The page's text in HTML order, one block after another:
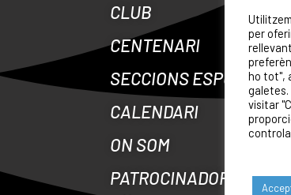
CLUB
CENTENARI
SECCIONS ESPORTIVES
CALENDARI
ON SOM
PATROCINADORS
per
ho tot",
galetes.
visitar